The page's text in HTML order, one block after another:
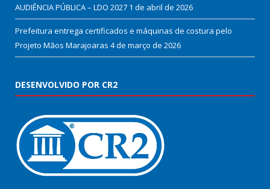
AUDIÊNCIA PÚBLICA – LDO 2027 1 de abril de 2026
Prefeitura entrega certificados e máquinas de costura pelo
Projeto Mãos Marajoaras 4 de março de 2026
DESENVOLVIDO POR CR2